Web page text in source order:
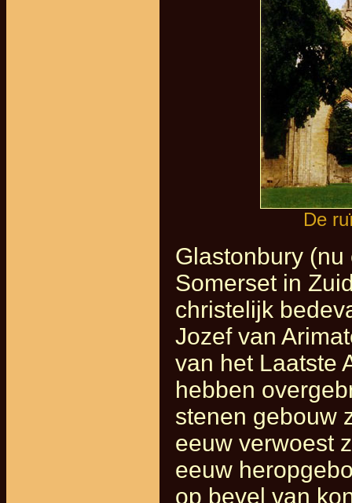
De
Glastonbury
Somerset in
christelijk
Jozef van
van het Laatste
hebben
stenen gebouw
eeuw verwoest
eeuw
op bevel van